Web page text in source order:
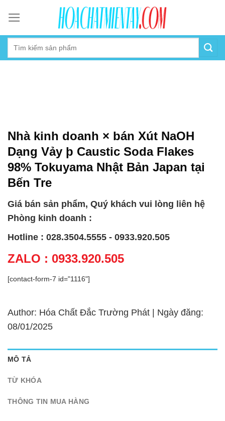
content
Nhà kinh doanh × bán Xút NaOH
Dạng Vảy þ Caustic Soda Flakes
98% Tokuyama Nhật Bản Japan tại
Bến Tre
Giá bán sản phẩm, Quý khách vui lòng liên hệ
Phòng kinh doanh :
Hotline : 028.3504.5555 - 0933.920.505
ZALO : 0933.920.505
[contact-form-7 id="1116"]
Author: Hóa Chất Đắc Trường Phát | Ngày đăng:
08/01/2025
MÔ TẢ
TỪ KHÓA
THÔNG TIN MUA HÀNG